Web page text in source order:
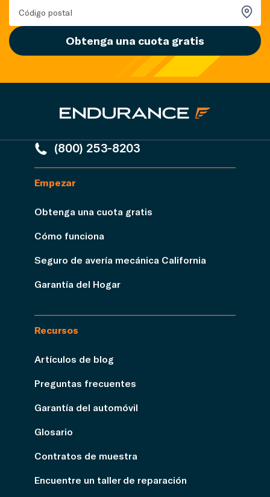
Obtenga una cuota gratis
(800) 253-8203
Empezar
Obtenga una cuota gratis
Cómo funciona
Seguro de avería mecánica California
Garantía del Hogar
Recursos
Artículos de blog
Preguntas frecuentes
Garantía del automóvil
Glosario
Contratos de muestra
Encuentre un taller de reparación